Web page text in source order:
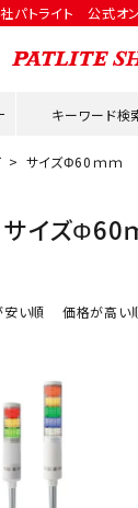
パトライト 公式オン
キーワード検
イデア
応
サイズΦ60ｍｍ
サイズΦ60
い順 価格が高い